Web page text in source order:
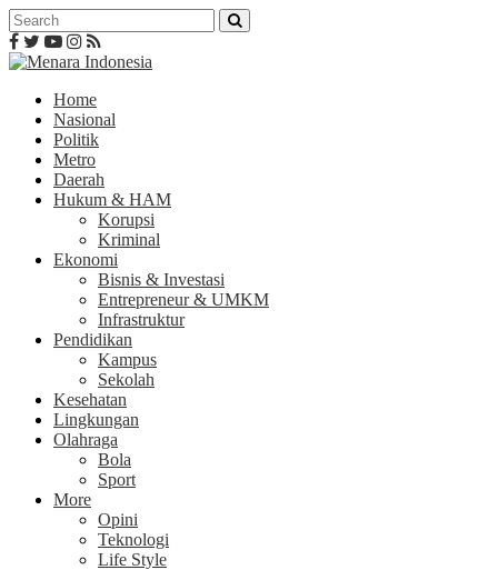
Home
Nasional
Politik
Metro
Daerah
Hukum & HAM
Korupsi
Kriminal
Ekonomi
Bisnis & Investasi
Entrepreneur & UMKM
Infrastruktur
Pendidikan
Kampus
Sekolah
Kesehatan
Lingkungan
Olahraga
Bola
Sport
More
Opini
Teknologi
Life Style